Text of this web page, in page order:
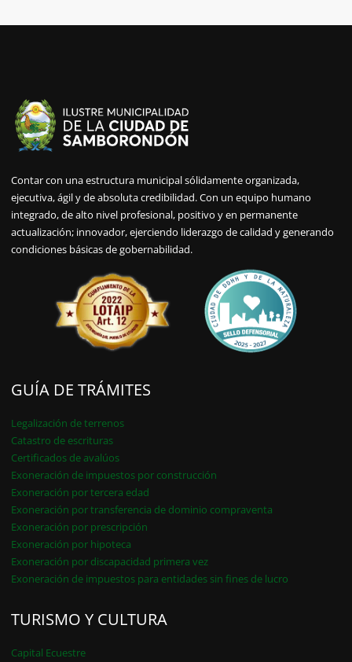
Contar con una estructura municipal sólidamente organizada,
ejecutiva, ágil y de absoluta credibilidad. Con un equipo humano
integrado, de alto nivel profesional, positivo y en permanente
actualización; innovador, ejerciendo liderazgo de calidad y generando
condiciones básicas de gobernabilidad.
GUÍA DE TRÁMITES
Legalización de terrenos
Catastro de escrituras
Certificados de avalúos
Exoneración de impuestos por construcción
Exoneración por tercera edad
Exoneración por transferencia de dominio compraventa
Exoneración por prescripción
Exoneración por hipoteca
Exoneración por discapacidad primera vez
Exoneración de impuestos para entidades sin fines de lucro
TURISMO Y CULTURA
Capital Ecuestre